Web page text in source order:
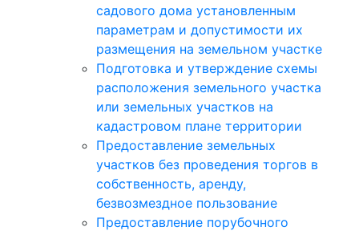
садового дома установленным
параметрам и допустимости их
размещения на земельном участке
Подготовка и утверждение схемы
расположения земельного участка
или земельных участков на
кадастровом плане территории
Предоставление земельных
участков без проведения торгов в
собственность, аренду,
безвозмездное пользование
Предоставление порубочного